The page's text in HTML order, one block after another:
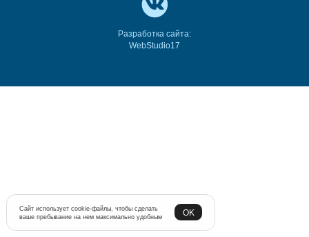
Разработка сайта:
WebStudio17
Сайт использует cookie-файлы, чтобы сделать
ваше пребывание на нем максимально удобным
OK